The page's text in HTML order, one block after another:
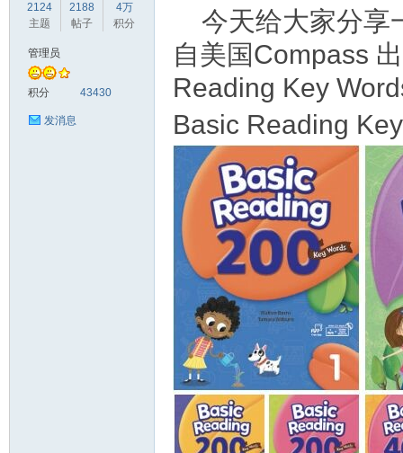
2124
主题
2188
帖子
4万
积分
管理员
积分 43430
发消息
今天给大家分享
自美国Compass
Reading Key
Basic Reading